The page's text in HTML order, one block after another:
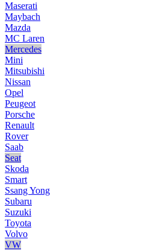
Maserati
Maybach
Mazda
MC Laren
Mercedes
Mini
Mitsubishi
Nissan
Opel
Peugeot
Porsche
Renault
Rover
Saab
Seat
Skoda
Smart
Ssang Yong
Subaru
Suzuki
Toyota
Volvo
VW